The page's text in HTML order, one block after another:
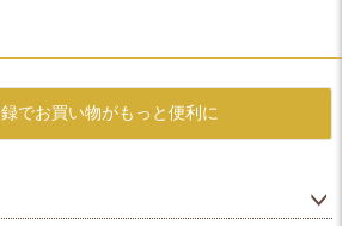
でお買い物がもっと便利に